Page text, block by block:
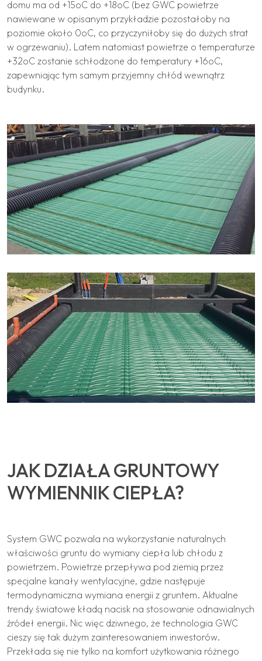
domu ma od +15oC do +18oC (bez GWC powietrze
nawiewane w opisanym przykładzie pozostałoby na
poziomie około 0oC, co przyczyniłoby się do dużych strat
w ogrzewaniu). Latem natomiast powietrze o temperaturze
+32oC zostanie schłodzone do temperatury +16oC,
zapewniając tym samym przyjemny chłód wewnątrz
budynku.
JAK DZIAŁA GRUNTOWY
WYMIENNIK CIEPŁA?
System GWC pozwala na wykorzystanie naturalnych
właściwości gruntu do wymiany ciepła lub chłodu z
powietrzem. Powietrze przepływa pod ziemią przez
specjalne kanały wentylacyjne, gdzie następuje
termodynamiczna wymiana energii z gruntem. Aktualne
trendy światowe kładą nacisk na stosowanie odnawialnych
źródeł energii. Nic więc dziwnego, że technologia GWC
cieszy się tak dużym zainteresowaniem inwestorów.
Przekłada się nie tylko na komfort użytkowania różnego